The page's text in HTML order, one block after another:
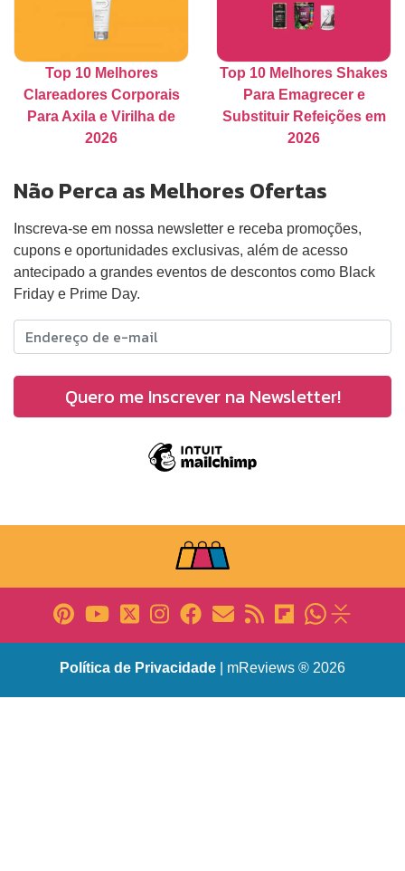
Top 10 Melhores
Clareadores Corporais
Para Axila e Virilha de
2026
Top 10 Melhores Shakes
Para Emagrecer e
Substituir Refeições em
2026
Não Perca as Melhores Ofertas
Inscreva-se em nossa newsletter e receba promoções,
cupons e oportunidades exclusivas, além de acesso
antecipado a grandes eventos de descontos como Black
Friday e Prime Day.
Política de Privacidade | mReviews ® 2026